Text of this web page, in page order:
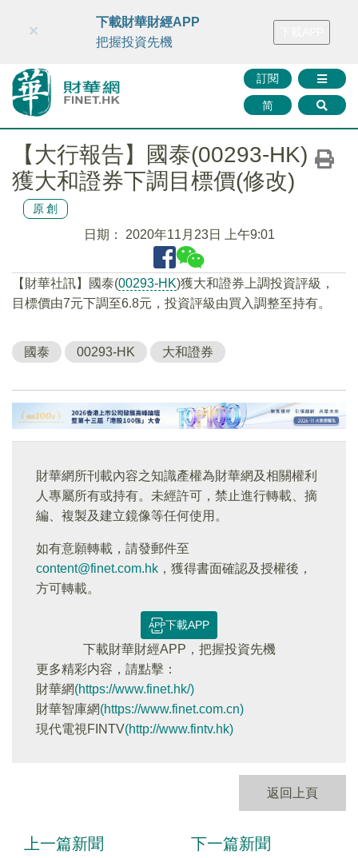
財華智庫網 FINTV FINMETA 財華證券 媒體矩陣
訂閱
简
×
下載財華財經APP
把握投資先機
【大行報告】國泰(00293-HK)
獲大和證券下調目標價(修改)
原創
日期： 2020年11月23日 上午9:01
【財華社訊】國泰(00293-HK)獲大和證券上調投資評級，
目標價由7元下調至6.8元，投資評級由買入調整至持有。
國泰 00293-HK 大和證券
財華網所刊載內容之知識產權為財華網及相關權利
人專屬所有或持有。未經許可，禁止進行轉載、摘
編、複製及建立鏡像等任何使用。
如有意願轉載，請發郵件至
content@finet.com.hk ，獲得書面確認及授權後，
方可轉載。
下載APP
下載財華財經APP，把握投資先機
更多精彩内容，請點擊：
財華網(https://www.finet.hk/)
財華智庫網(https://www.finet.com.cn)
現代電視FINTV(http://www.fintv.hk)
返回上頁
上一篇新聞 下一篇新聞